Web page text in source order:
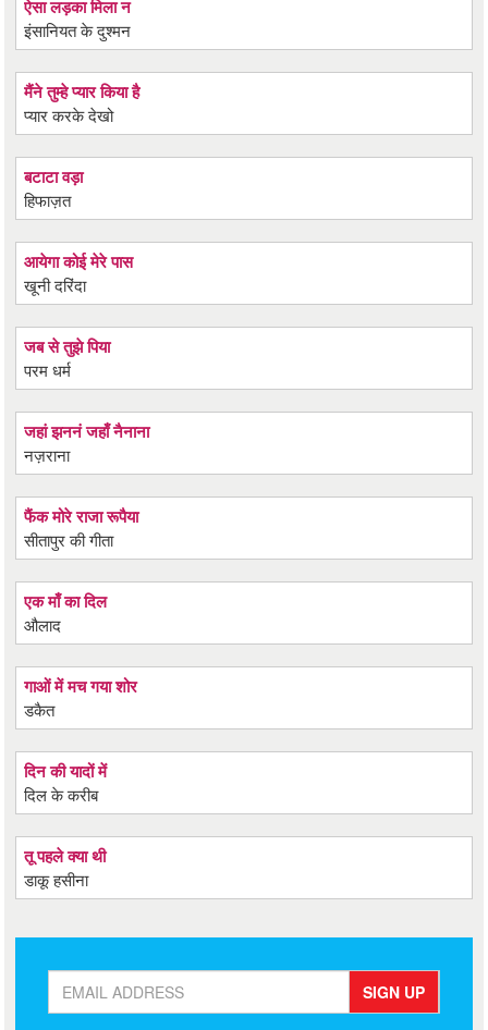
ऐसा लड़का मिला न
इंसानियत के दुश्मन
मैंने तुम्हे प्यार किया है
प्यार करके देखो
बटाटा वड़ा
हिफाज़त
आयेगा कोई मेरे पास
खूनी दरिंदा
जब से तुझे पिया
परम धर्म
जहां झननं जहाँ नैनाना
नज़राना
फैंक मोरे राजा रूपैया
सीतापुर की गीता
एक माँ का दिल
औलाद
गाओं में मच गया शोर
डकैत
दिन की यादों में
दिल के करीब
तू पहले क्या थी
डाकू हसीना
SIGN UP